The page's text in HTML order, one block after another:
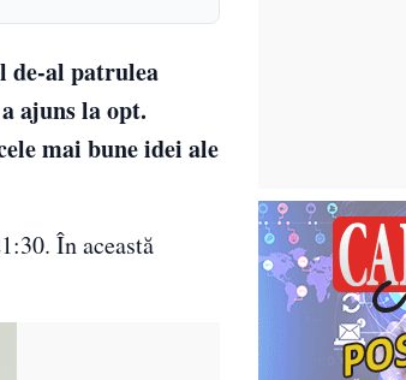
de-al patrulea
ajuns la opt.
mai bune idei ale
În această